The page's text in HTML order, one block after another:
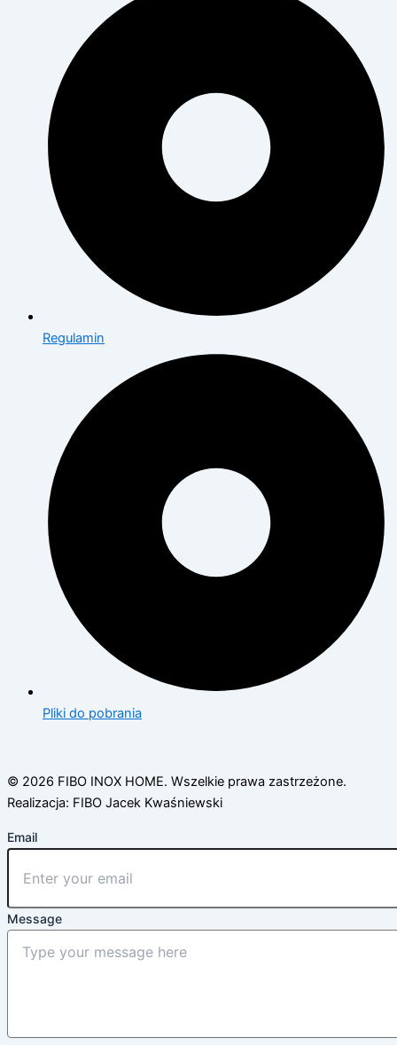
Regulamin
Pliki do pobrania
© 2026 FIBO INOX HOME. Wszelkie prawa zastrzeżone.
Realizacja: FIBO Jacek Kwaśniewski
Email
Message